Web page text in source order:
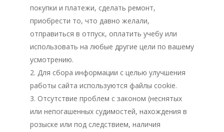
покупки и платежи, сделать ремонт,
приобрести то, что давно желали,
отправиться в отпуск, оплатить учебу или
использовать на любые другие цели по вашему
усмотрению.
Для сбора информации с целью улучшения
работы сайта используются файлы cookie.
Отсутствие проблем с законом (неснятых
или непогашенных судимостей, нахождения в
розыске или под следствием, наличия